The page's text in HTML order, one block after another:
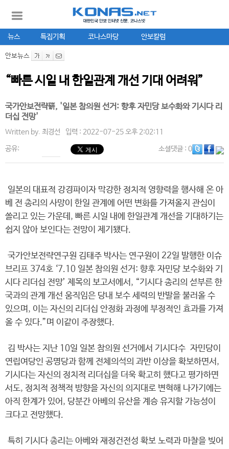
뉴스 특집기획 코나스마당 안보칼럼
안보뉴스
“빠른 시일 내 한일관계 개선 기대 어려워”
국가안보전략硏, '일본 참의원 선거: 향후 자민당 보수화와 기시다 리
더십 전망'
Written by. 최경선 입력 : 2022-07-25 오후 2:02:11
공유: 소셜댓글: 0
일본의 대표적 강경파이자 막강한 정치적 영향력을 행사해 온 아
베 전 총리의 사망이 한일 관계에 어떤 변화를 가져올지 관심이
쏠리고 있는 가운데, 빠른 시일 내에 한일관계 개선을 기대하기는
쉽지 않아 보인다는 전망이 제기됐다.
국가안보전략연구원 김태주 박사는 연구원이 22일 발행한 이슈
브리프 374호 ‘7.10 일본 참의원 선거: 향후 자민당 보수화와 기
시다 리더십 전망’ 제목의 보고서에서, “기시다 총리의 섣부른 한
국과의 관계 개선 움직임은 당내 보수 세력의 반발을 불러올 수
있으며, 이는 자신의 리더십 안정화 과정에 부정적인 효과를 가져
올 수 있다.”며 이같이 주장했다.
김 박사는 지난 10일 일본 참의원 선거에서 기시다수 자민당이
연립여당인 공명당과 함께 전체의석의 과반 이상을 확보하면서,
기시다는 자신의 정치적 리더십을 더욱 확고히 했다고 평가하면
서도, 정치적 정책적 방향을 자신의 의지대로 변혁해 나가기에는
아직 한계가 있어, 당분간 아베의 유산을 계승 유지할 가능성이
크다고 전망했다.
특히 기시다 총리는 아베와 재정건전성 확보 노력과 마찰을 빚어